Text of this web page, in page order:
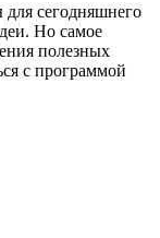
сегодняшнего
Но самое
полезных
с программой